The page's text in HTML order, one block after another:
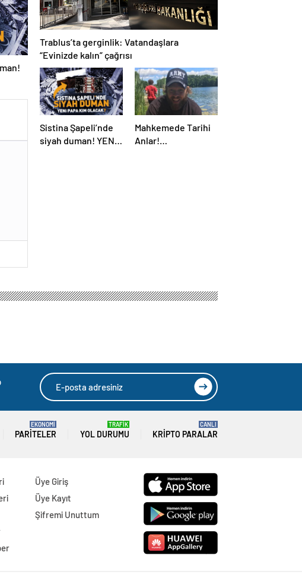
Trablus’ta gerginlik: Vatandaşlara
“Evinizde kalın” çağrısı
Sistina Şapeli’nde
siyah duman! YENİ
Mahkemede Tarihi
Anlar!
PARITELER
EKONOMİ
YOL DURUMU
TRAFİK
KRIPTO PARALAR
CANLI
Üye Giriş
Üye Kayıt
Şifremi Unuttum